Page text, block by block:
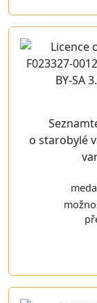
o starobylé